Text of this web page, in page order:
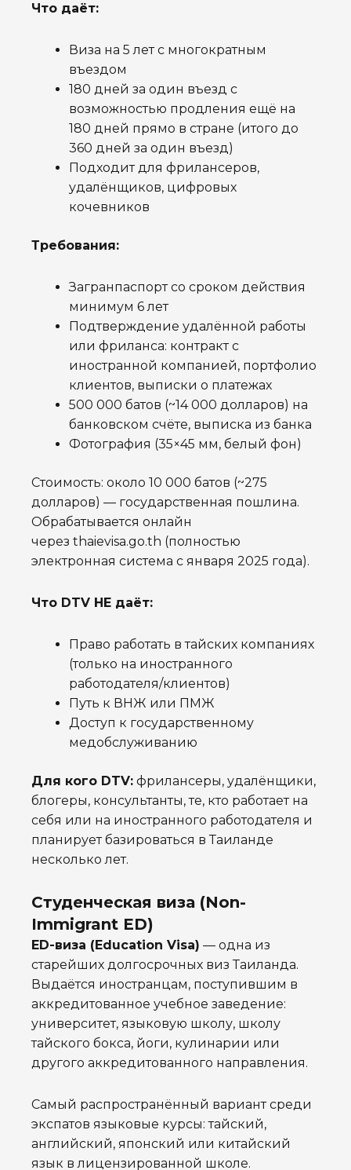
Что даёт:
Виза на 5 лет с многократным
въездом
180 дней за один въезд с
возможностью продления ещё на
180 дней прямо в стране (итого до
360 дней за один въезд)
Подходит для фрилансеров,
удалёнщиков, цифровых
кочевников
Требования:
Загранпаспорт со сроком действия
минимум 6 лет
Подтверждение удалённой работы
или фриланса: контракт с
иностранной компанией, портфолио
клиентов, выписки о платежах
500 000 батов (~14 000 долларов) на
банковском счёте, выписка из банка
Фотография (35×45 мм, белый фон)
Стоимость: около 10 000 батов (~275
долларов) — государственная пошлина.
Обрабатывается онлайн
через thaievisa.go.th (полностью
электронная система с января 2025 года).
Что DTV НЕ даёт:
Право работать в тайских компаниях
(только на иностранного
работодателя/клиентов)
Путь к ВНЖ или ПМЖ
Доступ к государственному
медобслуживанию
Для кого DTV: фрилансеры, удалёнщики,
блогеры, консультанты, те, кто работает на
себя или на иностранного работодателя и
планирует базироваться в Таиланде
несколько лет.
Студенческая виза (Non-
Immigrant ED)
ED-виза (Education Visa) — одна из
старейших долгосрочных виз Таиланда.
Выдаётся иностранцам, поступившим в
аккредитованное учебное заведение:
университет, языковую школу, школу
тайского бокса, йоги, кулинарии или
другого аккредитованного направления.
Самый распространённый вариант среди
экспатов языковые курсы: тайский,
английский, японский или китайский
язык в лицензированной школе.